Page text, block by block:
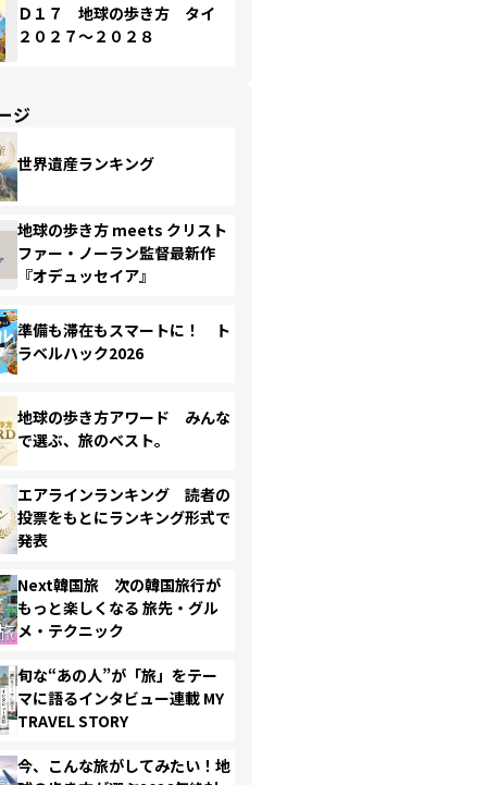
Ｄ１７ 地球の歩き方 タイ
２０２７～２０２８
ジ
世界遺産ランキング
地球の歩き方 meets クリスト
ファー・ノーラン監督最新作
『オデュッセイア』
準備も滞在もスマートに！ ト
ラベルハック2026
地球の歩き方アワード みんな
で選ぶ、旅のベスト。
エアラインランキング 読者の
投票をもとにランキング形式で
発表
Next韓国旅 次の韓国旅行が
もっと楽しくなる 旅先・グル
メ・テクニック
旬な“あの人”が「旅」をテー
マに語るインタビュー連載 MY
TRAVEL STORY
今、こんな旅がしてみたい！地